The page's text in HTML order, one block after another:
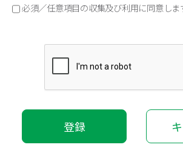
必須／任意項目の収集及び利用に同意しま
登録